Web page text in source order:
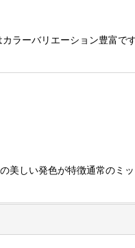
ラーバリエーション豊富
しい発色が特徴通常のミ